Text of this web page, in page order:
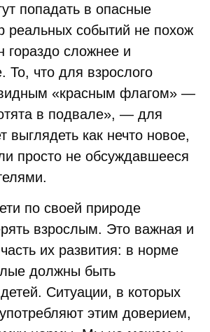
попадать в опасные
реальных событий не похож
гораздо сложнее и
То, что для взрослого
«красным флагом» —
в подвале», — для
выглядеть как нечто новое,
просто не обсуждавшееся
по своей природе
взрослым. Это важная и
их развития: в норме
должны быть
Ситуации, в которых
этим доверием,